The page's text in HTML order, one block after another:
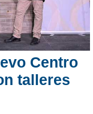
Centro
talleres